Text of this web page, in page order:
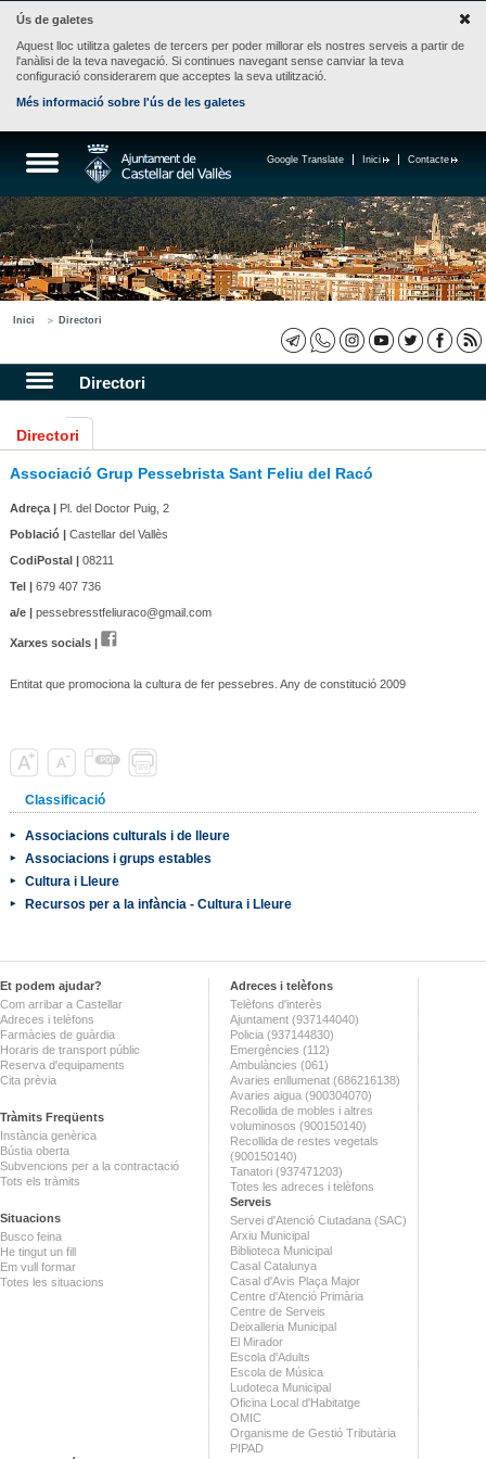
Ús de galetes
Aquest lloc utilitza galetes de tercers per poder millorar els nostres serveis a partir de
l'anàlisi de la teva navegació. Si continues navegant sense canviar la teva
configuració considerarem que acceptes la seva utilització.
Més informació sobre l'ús de les galetes
Contacte
Inici
Google Translate
Inici Directori
Directori
Directori
Associació Grup Pessebrista Sant Feliu del Racó
Adreça |Pl. del Doctor Puig, 2
Població |Castellar del Vallès
CodiPostal |08211
Tel |679 407 736
a/e |pessebresstfeliuraco@gmail.com
Xarxes socials |
Entitat que promociona la cultura de fer pessebres. Any de constitució 2009
Classificació
Associacions culturals i de lleure
Associacions i grups estables
Cultura i Lleure
Recursos per a la infància - Cultura i Lleure
Et podem ajudar?
Com arribar a Castellar
Adreces i telèfons
Farmàcies de guàrdia
Horaris de transport públic
Reserva d'equipaments
Cita prèvia
Tràmits Freqüents
Instància genèrica
Bústia oberta
Subvencions per a la contractació
Tots els tràmits
Situacions
Busco feina
He tingut un fill
Em vull formar
Totes les situacions
Adreces i telèfons
Telèfons d'interès
Ajuntament (937144040)
Policia (937144830)
Emergències (112)
Ambulàncies (061)
Avaries enllumenat (686216138)
Avaries aigua (900304070)
Recollida de mobles i altres
voluminosos (900150140)
Recollida de restes vegetals
(900150140)
Tanatori (937471203)
Totes les adreces i telèfons
Serveis
Servei d'Atenció Ciutadana (SAC)
Arxiu Municipal
Biblioteca Municipal
Casal Catalunya
Casal d'Avis Plaça Major
Centre d'Atenció Primària
Centre de Serveis
Deixalleria Municipal
El Mirador
Escola d'Adults
Escola de Música
Ludoteca Municipal
Oficina Local d'Habitatge
OMIC
Organisme de Gestió Tributària
PIPAD